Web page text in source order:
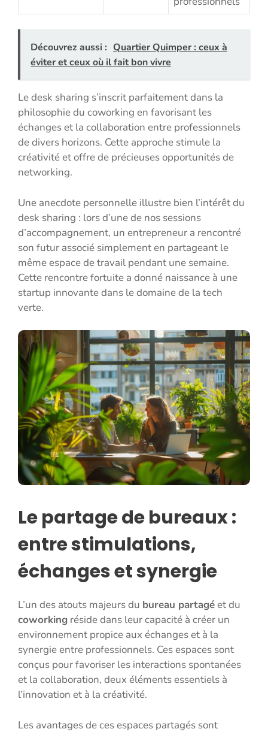
Découvrez aussi : Quartier Quimper : ceux à
éviter et ceux où il fait bon vivre
Le desk sharing s’inscrit parfaitement dans la
philosophie du coworking en favorisant les
échanges et la collaboration entre professionnels
de divers horizons. Cette approche stimule la
créativité et offre de précieuses opportunités de
networking.
Une anecdote personnelle illustre bien l’intérêt du
desk sharing : lors d’une de nos sessions
d’accompagnement, un entrepreneur a rencontré
son futur associé simplement en partageant le
même espace de travail pendant une semaine.
Cette rencontre fortuite a donné naissance à une
startup innovante dans le domaine de la tech
verte.
Le partage de bureaux :
entre stimulations,
échanges et synergie
L’un des atouts majeurs du bureau partagéet du
coworking réside dans leur capacité à créer un
environnement propice aux échanges et à la
synergie entre professionnels. Ces espaces sont
conçus pour favoriser les interactions spontanées
et la collaboration, deux éléments essentiels à
l’innovation et à la créativité.
Les avantages de ces espaces partagés sont